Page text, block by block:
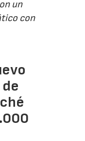
un
con